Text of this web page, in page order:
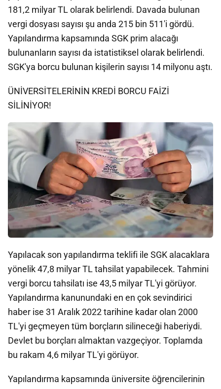
181,2 milyar TL olarak belirlendi. Davada bulunan
vergi dosyası sayısı şu anda 215 bin 511'i gördü.
Yapılandırma kapsamında SGK prim alacağı
bulunanların sayısı da istatistiksel olarak belirlendi.
SGK'ya borcu bulunan kişilerin sayısı 14 milyonu aştı.
ÜNİVERSİTELERİNİN KREDİ BORCU FAİZİ
SİLİNİYOR!
Yapılacak son yapılandırma teklifi ile SGK alacaklara
yönelik 47,8 milyar TL tahsilat yapabilecek. Tahmini
vergi borcu tahsilatı ise 43,5 milyar TL'yi görüyor.
Yapılandırma kanunundaki en en çok sevindirici
haber ise 31 Aralık 2022 tarihine kadar olan 2000
TL'yi geçmeyen tüm borçların silineceği haberiydi.
Devlet bu borçları almaktan vazgeçiyor. Toplamda
bu rakam 4,6 milyar TL'yi görüyor.
Yapılandırma kapsamında üniversite öğrencilerinin